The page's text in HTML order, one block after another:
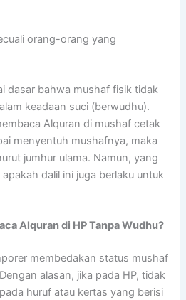
orang-orang yang
dasar bahwa mushaf fisik tidak
keadaan suci (berwudhu).
Alquran di mushaf cetak
menyentuh mushafnya, maka
jumhur ulama. Namun, yang
dalil ini juga berlaku untuk
Alquran di HP Tanpa Wudhu?
membedakan status mushaf
alasan, jika pada HP, tidak
huruf atau kertas yang berisi